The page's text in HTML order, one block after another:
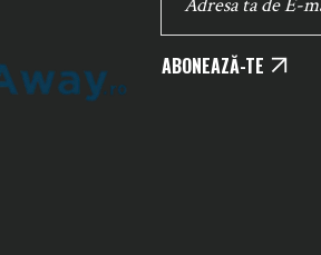
ABONEAZĂ-TE